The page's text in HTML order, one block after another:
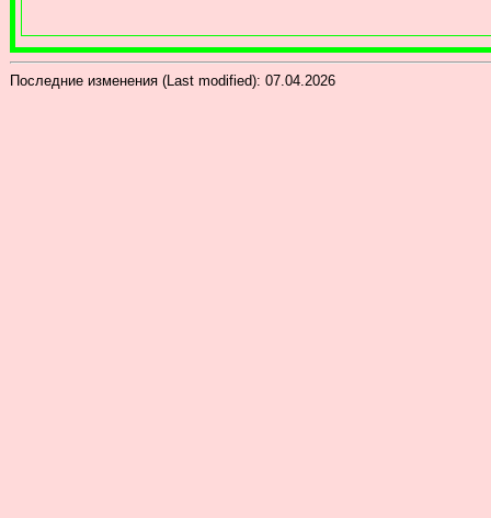
Последние изменения (Last modified): 07.04.2026